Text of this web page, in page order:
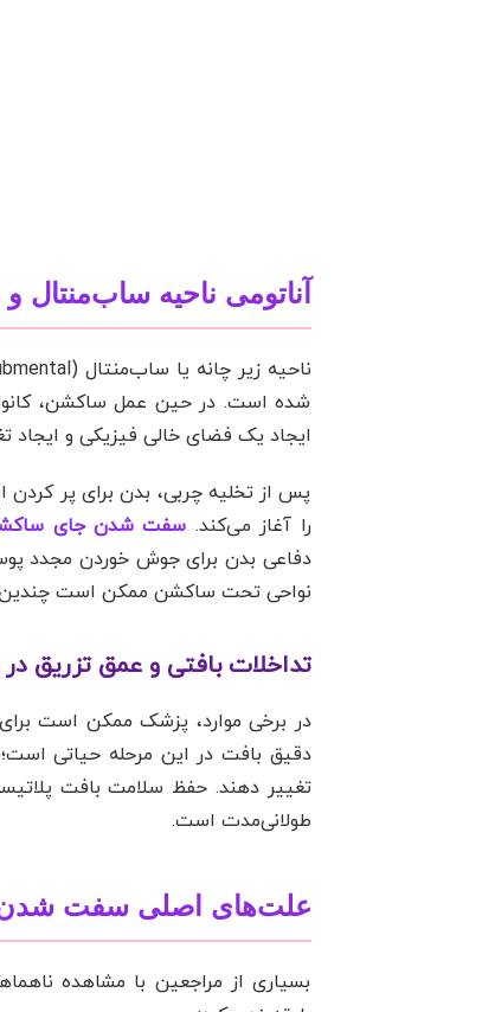
آناتومی ناحیه
شده است. در حین عمل ساکشن،
ایجاد یک فضای خالی فیزیکی و ایجاد
پس از تخلیه چربی، بدن برای پر
را آغاز می‌کند. سفت شدن جای
دفاعی بدن برای جوش خوردن مجدد
نواحی تحت ساکشن ممکن است چندین
تداخلات بافتی و عمق تزریق
در برخی موارد، پزشک ممکن است
دقیق بافت در این مرحله حیاتی
تغییر دهند. حفظ سلامت بافت
طولانی‌مدت است.
علت‌های اصلی سفت شدن
بسیاری از مراجعین با مشاهده